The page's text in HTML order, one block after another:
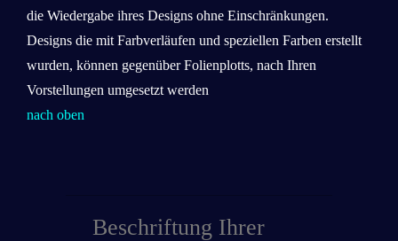
die Wiedergabe ihres Designs ohne Einschränkungen.
Designs die mit Farbverläufen und speziellen Farben erstellt
wurden, können gegenüber Folienplotts, nach Ihren
Vorstellungen umgesetzt werden
nach oben
Beschriftung Ihrer